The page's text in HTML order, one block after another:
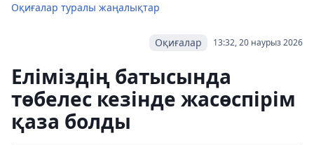
Оқиғалар туралы жаңалықтар
13:32, 20 наурыз 2026
Оқиғалар
Еліміздің батысында
төбелес кезінде жасөспірім
қаза болды